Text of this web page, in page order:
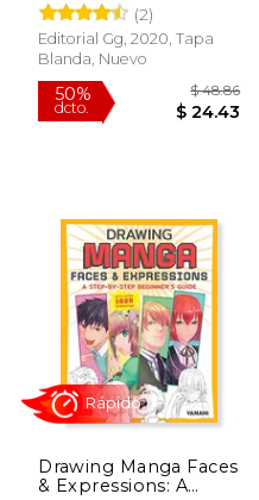
(2)
Editorial Gg, 2020, Tapa
Blanda, Nuevo
Drawing Manga Faces
& Expressions: A